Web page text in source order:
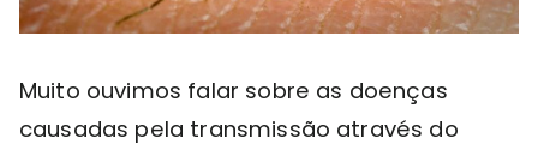
Muito ouvimos falar sobre as doenças
causadas pela transmissão através do